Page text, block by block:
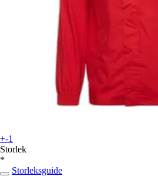
+-1
Storlek
*
Storleksguide